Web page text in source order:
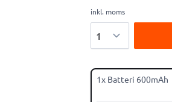
inkl. moms
1x Batteri 600mAh